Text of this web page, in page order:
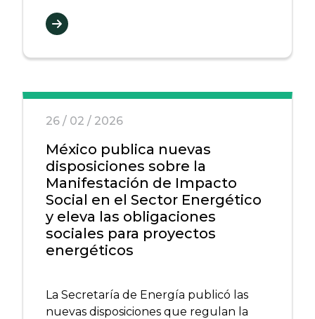
26 / 02 / 2026
México publica nuevas
disposiciones sobre la
Manifestación de Impacto
Social en el Sector Energético
y eleva las obligaciones
sociales para proyectos
energéticos
La Secretaría de Energía publicó las
nuevas disposiciones que regulan la